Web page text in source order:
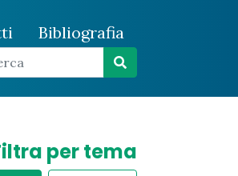
Bibliografia
per tema